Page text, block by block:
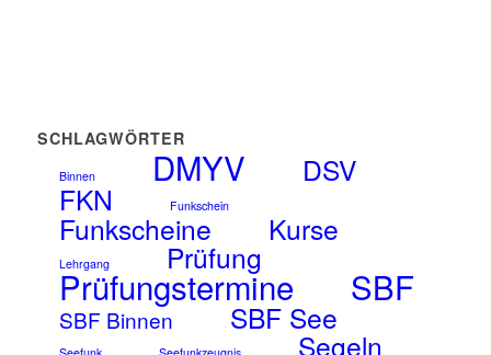
SCHLAGWÖRTER
Binnen DMYV DSV
FKN Funkschein
Funkscheine Kurse
Lehrgang Prüfung
Prüfungstermine SBF
SBF Binnen SBF See
Segeln